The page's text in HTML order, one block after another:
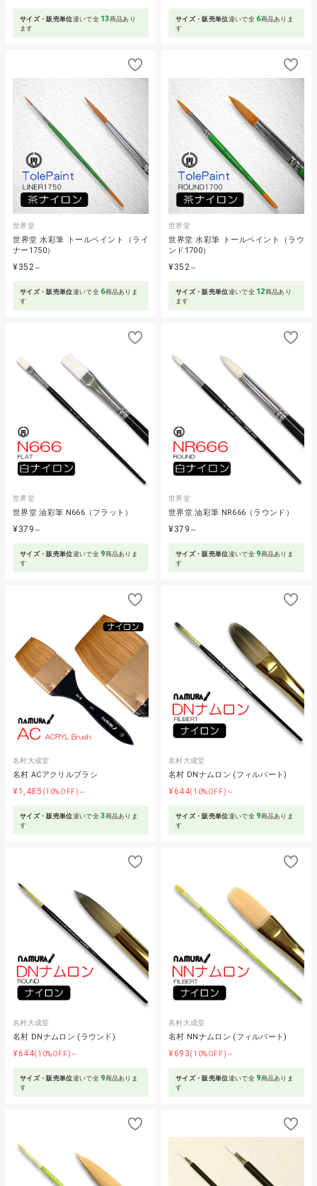
サイズ・販売単位違いで全 13商品あり
ます
サイズ・販売単位違いで全 6商品ありま
す
世界堂
世界堂 水彩筆 トールペイント（ライ
ナー1750）
¥352 ～
サイズ・販売単位違いで全 6商品ありま
す
世界堂
世界堂 水彩筆 トールペイント（ラウ
ンド1700）
¥352 ～
サイズ・販売単位違いで全 12商品あり
ます
世界堂
世界堂 油彩筆 N666（フラット）
¥379 ～
サイズ・販売単位違いで全 9商品ありま
す
世界堂
世界堂 油彩筆 NR666（ラウンド）
¥379 ～
サイズ・販売単位違いで全 9商品ありま
す
名村大成堂
名村 ACアクリルブラシ
¥1,485 (10%OFF)～
サイズ・販売単位違いで全3商品ありま
す
名村大成堂
名村 DNナムロン (フィルバート)
¥644(10%OFF)～
サイズ・販売単位違いで全 9商品ありま
す
名村大成堂
名村 DNナムロン (ラウンド)
¥644(10%OFF)～
サイズ・販売単位違いで全 9商品ありま
す
名村大成堂
名村 NNナムロン (フィルバート)
¥693(10%OFF)～
サイズ・販売単位違いで全 9商品ありま
す